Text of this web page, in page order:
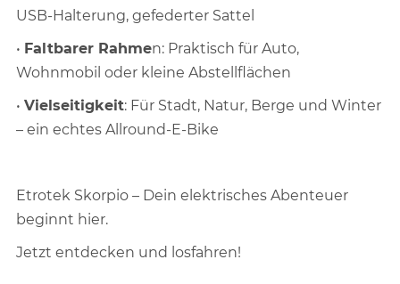
USB-Halterung, gefederter Sattel
• Faltbarer Rahmen: Praktisch für Auto,
Wohnmobil oder kleine Abstellflächen
•Vielseitigkeit: Für Stadt, Natur, Berge und Winter
– ein echtes Allround-E-Bike
Etrotek Skorpio – Dein elektrisches Abenteuer
beginnt hier.
Jetzt entdecken und losfahren!